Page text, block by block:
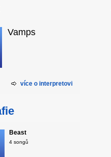
Vamps
více o interpretovi
Beast
4 songů